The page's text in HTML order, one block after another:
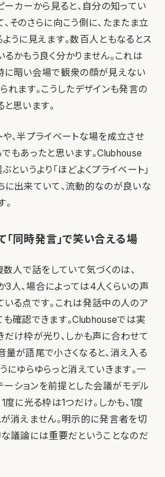
ーカーから見ると、自分の知ってい
そのさらに向こう側に、たまたま立
うに見えます。数百人ともなるとス
かもう良く分かりません。これは
に暗い会場で観衆の顔が見えない
れます。こうしたデザインも発言の
思います。
、半プライベートな場を成立させ
もあったと思います。Clubhouse
というより「ほどよくプライベート」
に出来ていて、流動的なのが良いな
同時発言」で笑い合える場
人で話をしていて気づくのは、
3人、場合によっては4人くらいの声
いる点です。これは発話中の人のア
確認できます。Clubhouseでは実
だけ枠が光り、しかも声に合わせて
が語尾で小さくなると、消え入る
にゆらゆらっと消えていきます。一
ーションを前提とした会議がモデル
度に光る枠は1つだけ。しかも、1度
消えません。明示的に発言者を切
な議論には重要だということなのだ